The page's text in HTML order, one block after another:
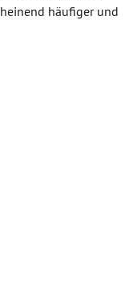
häufiger und